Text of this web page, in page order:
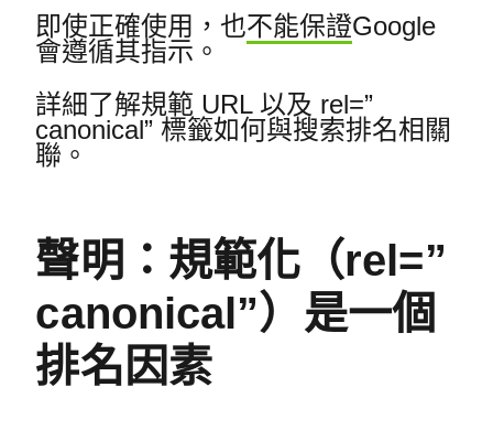
即使正確使用，也不能保證Google
會遵循其指示。
詳細了解規範 URL 以及 rel=”
canonical” 標籤如何與搜索排名相關
聯。
聲明：規範化（rel=”
canonical”）是一個
排名因素